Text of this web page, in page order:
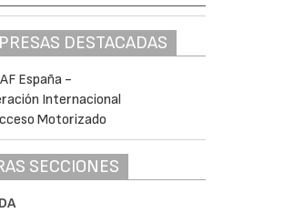
DESTACADAS
SECCIONES